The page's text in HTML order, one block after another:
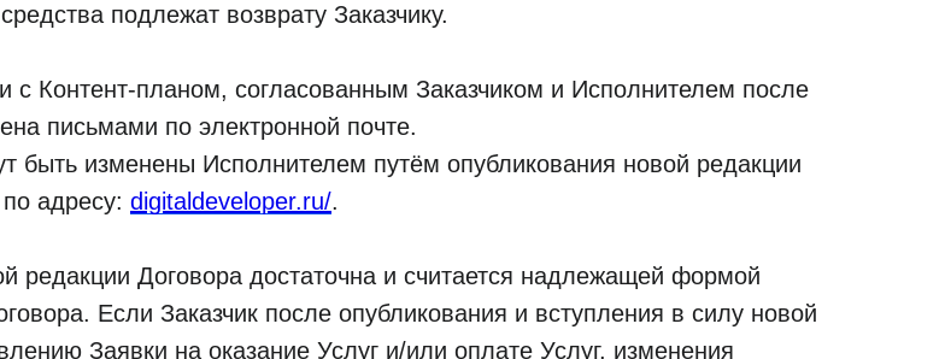
подлежат возврату Заказчику.
с Контент-планом, согласованным Заказчиком и Исполнителем после
письмами по электронной почте.
быть изменены Исполнителем путём опубликования новой редакции
адресу: digitaldeveloper.ru/.
редакции Договора достаточна и считается надлежащей формой
Если Заказчик после опубликования и вступления в силу новой
Заявки на оказание Услуг и/или оплате Услуг, изменения
главный эксперт проекта
ОБЗОРЫ
МЕРОПРИЯТИЯ
ИНТЕГРАТОРЫ
РЕШЕНИЯ